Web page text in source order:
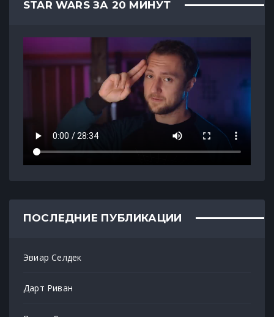
STAR WARS ЗА 20 МИНУТ
ПОСЛЕДНИЕ ПУБЛИКАЦИИ
Эвиар Селдек
Дарт Риван